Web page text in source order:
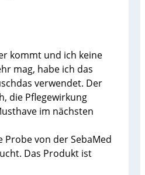
kommt und ich keine
mag, habe ich das
verwendet. Der
die Pflegewirkung
im nächsten
Probe von der SebaMed
Das Produkt ist